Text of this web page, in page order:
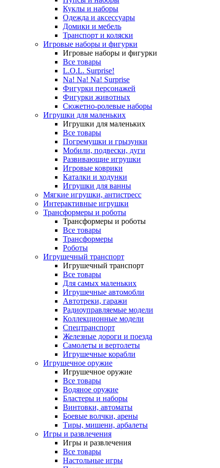
Куклы и наборы
Одежда и аксессуары
Домики и мебель
Транспорт и коляски
Игровые наборы и фигурки
Игровые наборы и фигурки
Все товары
L.O.L. Surprise!
Na! Na! Na! Surprise
Фигурки персонажей
Фигурки животных
Сюжетно-ролевые наборы
Игрушки для маленьких
Игрушки для маленьких
Все товары
Погремушки и грызунки
Мобили, подвески, дуги
Развивающие игрушки
Игровые коврики
Каталки и ходунки
Игрушки для ванны
Мягкие игрушки, антистресс
Интерактивные игрушки
Трансформеры и роботы
Трансформеры и роботы
Все товары
Трансформеры
Роботы
Игрушечный транспорт
Игрушечный транспорт
Все товары
Для самых маленьких
Игрушечные автомобли
Автотреки, гаражи
Радиоуправляемые модели
Коллекционные модели
Спецтранспорт
Железные дороги и поезда
Самолеты и вертолеты
Игрушечные корабли
Игрушечное оружие
Игрушечное оружие
Все товары
Водяное оружие
Бластеры и наборы
Винтовки, автоматы
Боевые волчки, арены
Тиры, мишени, арбалеты
Игры и развлечения
Игры и развлечения
Все товары
Настольные игры